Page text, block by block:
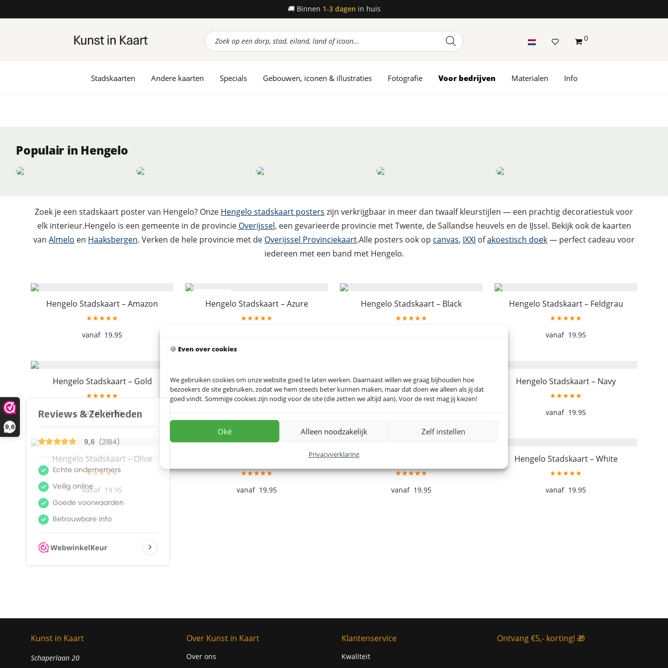
9,6
🍪 Even over cookies
We gebruiken cookies om onze website goed te laten werken. Daarnaast willen we graag bijhouden hoe
bezoekers de site gebruiken, zodat we hem steeds beter kunnen maken, maar dat doen we alleen als jij dat
goed vindt. Sommige cookies zijn nodig voor de site (die zetten we altijd aan). Voor de rest mag jij kiezen!
Oké Alleen noodzakelijk Zelf instellen
Privacyverklaring
🚚 Binnen 1-3 dagen in huis
Producten
zoeken
Stadskaarten Andere kaarten Specials Gebouwen, iconen & illustraties Fotografie Voor bedrijven Materialen Info
0
Populair in Hengelo
Zoek je een stadskaart poster van Hengelo? Onze Hengelo stadskaart posters zijn verkrijgbaar in meer dan twaalf kleurstijlen — een prachtig decoratiestuk voor
elk interieur.Hengelo is een gemeente in de provincie Overijssel, een gevarieerde provincie met Twente, de Sallandse heuvels en de IJssel. Bekijk ook de kaarten
van Almelo en Haaksbergen. Verken de hele provincie met de Overijssel Provinciekaart.Alle posters ook op canvas, IXXI ofakoestisch doek— perfect cadeau voor
iedereen met een band met Hengelo.
Hengelo Stadskaart – Amazon
★★★★★
19.95
Hengelo Stadskaart – Azure
★★★★★
Hengelo Stadskaart – Black
★★★★★
Hengelo Stadskaart – Feldgrau
★★★★★
19.95
Hengelo Stadskaart – Gold
★★★★★
19.95
Hengelo Stadskaart – GoldenRod
★★★★★
Hengelo Stadskaart – Mint
★★★★★
Hengelo Stadskaart – Navy
★★★★★
19.95
Hengelo Stadskaart – Olive
★★★★★
19.95
Hengelo Stadskaart – Prussian
★★★★★
19.95
Hengelo Stadskaart – Spring
★★★★★
19.95
Hengelo Stadskaart – White
★★★★★
19.95
Kunst in Kaart
Schaperlaan 20
Over Kunst in Kaart
Over ons
Klantenservice
Kwaliteit
Ontvang €5,- korting! 🎁